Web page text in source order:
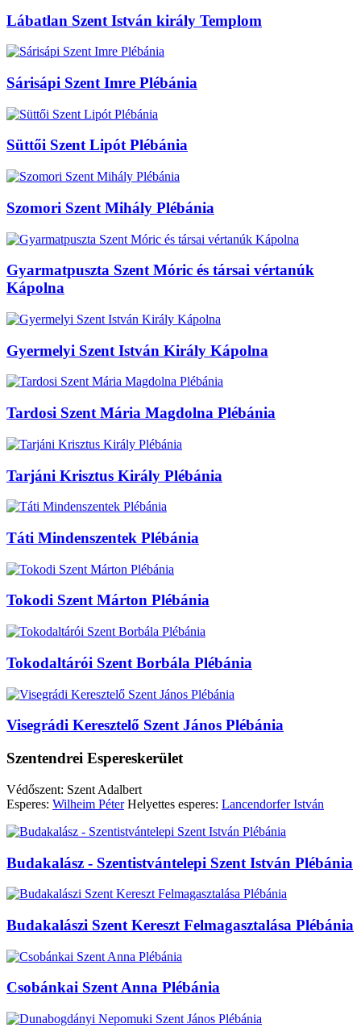
Lábatlan Szent István király Templom
Sárisápi Szent Imre Plébánia
Süttői Szent Lipót Plébánia
Szomori Szent Mihály Plébánia
Gyarmatpuszta Szent Móric és társai vértanúk
Kápolna
Gyermelyi Szent István Király Kápolna
Tardosi Szent Mária Magdolna Plébánia
Tarjáni Krisztus Király Plébánia
Táti Mindenszentek Plébánia
Tokodi Szent Márton Plébánia
Tokodaltárói Szent Borbála Plébánia
Visegrádi Keresztelő Szent János Plébánia
Szentendrei Espereskerület
Védőszent: Szent Adalbert
Esperes: Wilheim PéterHelyettes esperes: Lancendorfer István
Budakalász - Szentistvántelepi Szent István Plébánia
Budakalászi Szent Kereszt Felmagasztalása Plébánia
Csobánkai Szent Anna Plébánia